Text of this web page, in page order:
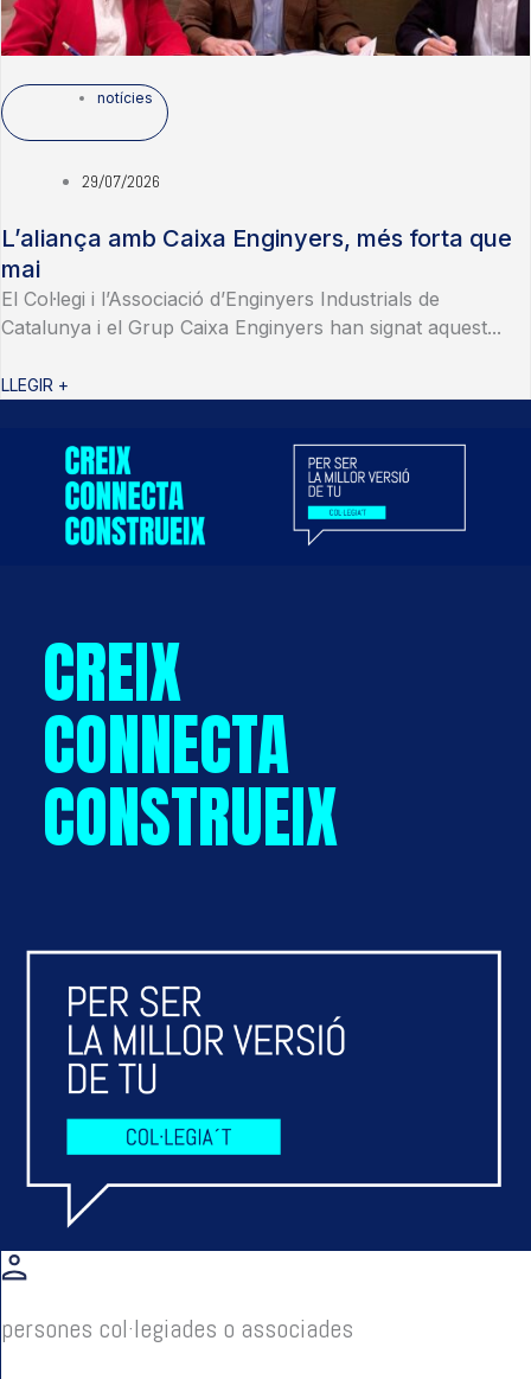
notícies
29/07/2026
L’aliança amb Caixa Enginyers, més forta que
mai
El Col·legi i l’Associació d’Enginyers Industrials de
Catalunya i el Grup Caixa Enginyers han signat aquest...
LLEGIR +
CREIX
CONNECTA
CONSTRUEIX
persones col·legiades o associades